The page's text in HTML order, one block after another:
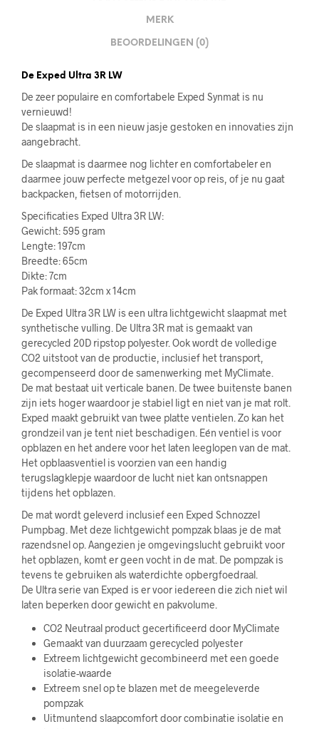
MERK
BEOORDELINGEN (0)
De Exped Ultra 3R LW
De zeer populaire en comfortabele Exped Synmat is nu
vernieuwd!
De slaapmat is in een nieuw jasje gestoken en innovaties zijn
aangebracht.
De slaapmat is daarmee nog lichter en comfortabeler en
daarmee jouw perfecte metgezel voor op reis, of je nu gaat
backpacken, fietsen of motorrijden.
Specificaties Exped Ultra 3R LW:
Gewicht: 595 gram
Lengte: 197cm
Breedte: 65cm
Dikte: 7cm
Pak formaat: 32cm x 14cm
De Exped Ultra 3R LW is een ultra lichtgewicht slaapmat met
synthetische vulling. De Ultra 3R mat is gemaakt van
gerecycled 20D ripstop polyester. Ook wordt de volledige
CO2 uitstoot van de productie, inclusief het transport,
gecompenseerd door de samenwerking met MyClimate.
De mat bestaat uit verticale banen. De twee buitenste banen
zijn iets hoger waardoor je stabiel ligt en niet van je mat rolt.
Exped maakt gebruikt van twee platte ventielen. Zo kan het
grondzeil van je tent niet beschadigen. Eén ventiel is voor
opblazen en het andere voor het laten leeglopen van de mat.
Het opblaasventiel is voorzien van een handig
terugslagklepje waardoor de lucht niet kan ontsnappen
tijdens het opblazen.
De mat wordt geleverd inclusief een Exped Schnozzel
Pumpbag. Met deze lichtgewicht pompzak blaas je de mat
razendsnel op. Aangezien je omgevingslucht gebruikt voor
het opblazen, komt er geen vocht in de mat. De pompzak is
tevens te gebruiken als waterdichte opbergfoedraal.
De Ultra serie van Exped is er voor iedereen die zich niet wil
laten beperken door gewicht en pakvolume.
CO2 Neutraal product gecertificeerd door MyClimate
Gemaakt van duurzaam gerecycled polyester
Extreem lichtgewicht gecombineerd met een goede
isolatie-waarde
Extreem snel op te blazen met de meegeleverde
pompzak
Uitmuntend slaapcomfort door combinatie isolatie en